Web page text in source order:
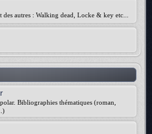
des autres : Walking dead, Locke & key etc...
Bibliographies thématiques (roman,